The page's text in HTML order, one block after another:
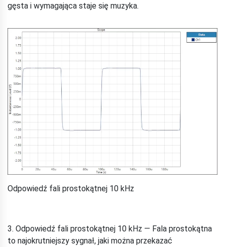
gęsta i wymagająca staje się muzyka.
Odpowiedź fali prostokątnej 10 kHz
3. Odpowiedź fali prostokątnej 10 kHz — Fala prostokątna
to najokrutniejszy sygnał, jaki można przekazać